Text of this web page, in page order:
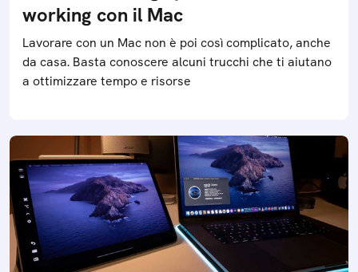
working con il Mac
Lavorare con un Mac non è poi così complicato, anche
da casa. Basta conoscere alcuni trucchi che ti aiutano
a ottimizzare tempo e risorse